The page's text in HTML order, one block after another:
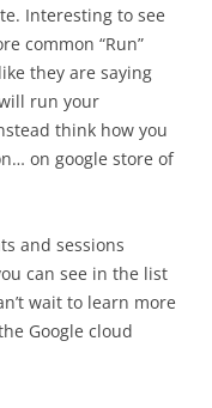
Interesting to see
common “Run”
they are saying
run your
think how you
on google store of
and sessions
can see in the list
wait to learn more
Google cloud